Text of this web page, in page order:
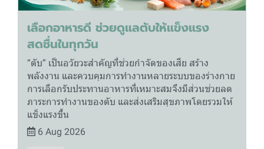
เลือกอาหารดี ช่วยดูแลตับให้แข็งแรง
สดชื่นในทุกวัน
“ตับ” เป็นอวัยวะสำคัญที่ช่วยกำจัดของเสีย สร้าง
พลังงาน และควบคุมการทำงานหลายระบบของร่างกาย
การเลือกรับประทานอาหารที่เหมาะสมจึงมีส่วนช่วยลด
ภาระการทำงานของตับ และส่งเสริมสุขภาพโดยรวมให้
แข็งแรงขึ้น
6 Aug 2026